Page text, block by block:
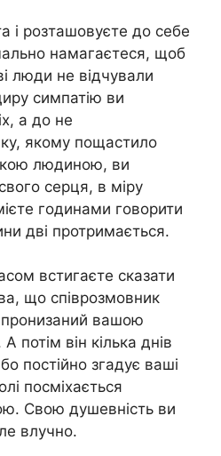
і розташовуєте до себе
намагаєтеся, щоб
люди не відчували
симпатію ви
а до не
якому пощастило
людиною, ви
серця, в міру
годинами говорити
дві протримається.
встигаєте сказати
що співрозмовник
пронизаний вашою
потім він кілька днів
постійно згадує ваші
посміхається
Свою душевність ви
влучно.